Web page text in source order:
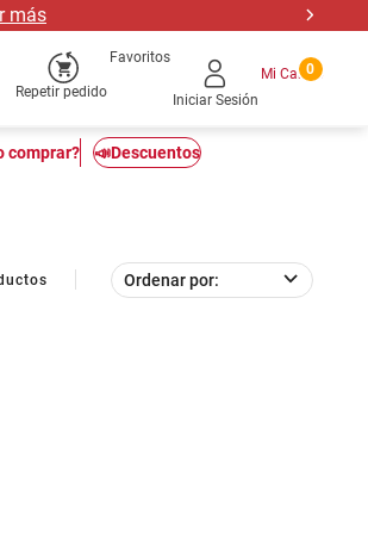
más
Repetir pedido
Favoritos
Iniciar Sesión
0
comprar? 📣Descuentos
Ordenar por